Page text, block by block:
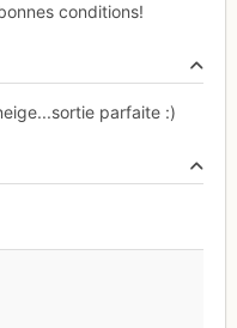
conditions!
parfaite :)